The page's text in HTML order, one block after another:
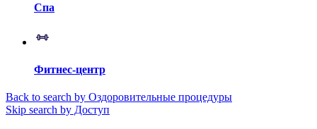
Спа
Фитнес-центр
Back to search by Оздоровительные процедуры
Skip search by Доступ